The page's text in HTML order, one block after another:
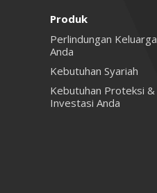
Produk
Perlindungan Keluarga
Anda
Kebutuhan Syariah
Kebutuhan Proteksi &
Investasi Anda